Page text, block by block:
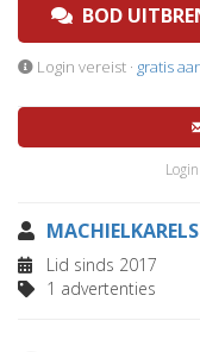
BOD
Login vereist · gratis
MACHIELKARELS
Lid sinds 2017
1 advertenties